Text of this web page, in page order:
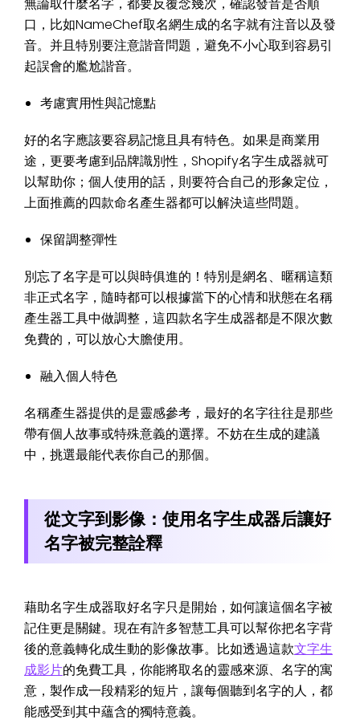
無論取什麼名字，都要反覆念幾次，確認發音是否順
口，比如NameChef取名網生成的名字就有注音以及發
音。并且特別要注意諧音問題，避免不小心取到容易引
起誤會的尷尬諧音。
考慮實用性與記憶點
好的名字應該要容易記憶且具有特色。如果是商業用
途，更要考慮到品牌識別性，Shopify名字生成器就可
以幫助你；個人使用的話，則要符合自己的形象定位，
上面推薦的四款命名產生器都可以解決這些問題。
保留調整彈性
別忘了名字是可以與時俱進的！特別是網名、暱稱這類
非正式名字，隨時都可以根據當下的心情和狀態在名稱
產生器工具中做調整，這四款名字生成器都是不限次數
免費的，可以放心大膽使用。
融入個人特色
名稱產生器提供的是靈感參考，最好的名字往往是那些
帶有個人故事或特殊意義的選擇。不妨在生成的建議
中，挑選最能代表你自己的那個。
從文字到影像：使用名字生成器后讓好
名字被完整詮釋
藉助名字生成器取好名字只是開始，如何讓這個名字被
記住更是關鍵。現在有許多智慧工具可以幫你把名字背
後的意義轉化成生動的影像故事。比如透過這款文字生
成影片的免費工具，你能將取名的靈感來源、名字的寓
意，製作成一段精彩的短片，讓每個聽到名字的人，都
能感受到其中蘊含的獨特意義。